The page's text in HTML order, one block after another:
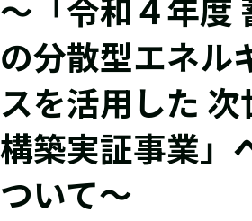
の分散型エネル
スを活用した
構築実証事業」
ついて～